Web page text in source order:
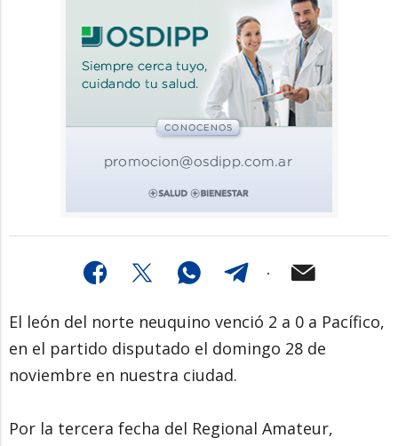
El león del norte neuquino venció 2 a 0 a Pacífico,
en el partido disputado el domingo 28 de
noviembre en nuestra ciudad.
Por la tercera fecha del Regional Amateur,